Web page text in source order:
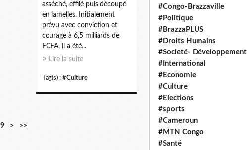
asséché, effilé puis découpé
en lamelles. Initialement
prévu avec conviction et
courage à 6,5 milliards de
FCFA, il a été...
Lire la suite
Tag(s) : #Culture
9 > >>
#Congo-Brazzaville
#Politique
#BrazzaPLUS
#Droits Humains
#Societé- Développement
#International
#Economie
#Culture
#Elections
#sports
#Cameroun
#MTN Congo
#Santé